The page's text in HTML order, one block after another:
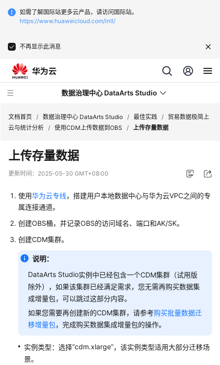
如需了解国际站更多云产品，请访问国际站。
https://www.huaweicloud.com/intl/
不再显示此消息
数据治理中心 DataArts Studio
最
新
动
服
公
告
产
治
理
文档首页 / 数据治理中心 DataArts Studio / 最佳实践 /
贸易数据极简上
云与统计分析 / 使用CDM上传数据到OBS / 上传存量数据
上传存量数据
更新时间： 2025-05-30 GMT+08:00
使用华为云专线，搭建用户本地数据中心与华为云VPC之间的专
属连接通道。
创建OBS桶，并记录OBS的访问域名、端口和AK/SK。
创建CDM集群。
说明：
DataArts Studio实例中已经包含一个CDM集群（试用版
除外），如果该集群已经满足需求，您无需再购买数据集
成增量包，可以跳过这部分内容。
如果您需要再创建新的CDM集群，请参考购买批量数据迁
移增量包，完成购买数据集成增量包的操作。
实例类型：选择“cdm.xlarge”，该实例类型适用大部分迁移场
景。